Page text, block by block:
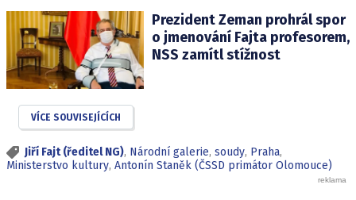
Prezident Zeman prohrál spor
o jmenování Fajta profesorem,
NSS zamítl stížnost
VÍCE SOUVISEJÍCÍCH
Jiří Fajt (ředitel NG), Národní galerie, soudy, Praha,
Ministerstvo kultury, Antonín Staněk (ČSSD primátor Olomouce)